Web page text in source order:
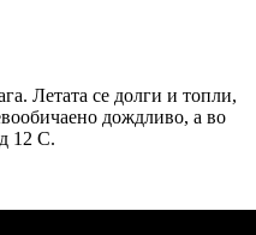
Летата се долги и топли,
дождливо, а во
12 C.